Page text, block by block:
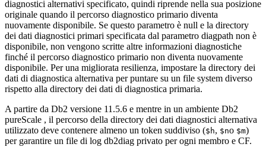
diagnostici alternativi specificato, quindi riprende nella sua posizione
originale quando il percorso diagnostico primario diventa
nuovamente disponibile. Se questo parametro è null e la directory
dei dati diagnostici primari specificata dal parametro diagpath non è
disponibile, non vengono scritte altre informazioni diagnostiche
finché il percorso diagnostico primario non diventa nuovamente
disponibile. Per una migliorata resilienza, impostare la directory dei
dati di diagnostica alternativa per puntare su un file system diverso
rispetto alla directory dei dati di diagnostica primaria.
A partire da Db2 versione 11.5.6 e mentre in un ambiente Db2
pureScale , il percorso della directory dei dati diagnostici alternativa
utilizzato deve contenere almeno un token suddiviso ($h, $no $m)
per garantire un file di log db2diag privato per ogni membro e CF.